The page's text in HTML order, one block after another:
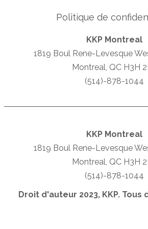
Politique de
KKP Montreal
1819 Boul Rene-Levesque
Montreal, QC H3H
(514)-878-1044
KKP Montreal
1819 Boul Rene-Levesque
Montreal, QC H3H
(514)-878-1044
Droit d'auteur 2023, KKP.